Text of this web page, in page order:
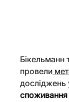
Бікельманн
провели
досліджень
споживання